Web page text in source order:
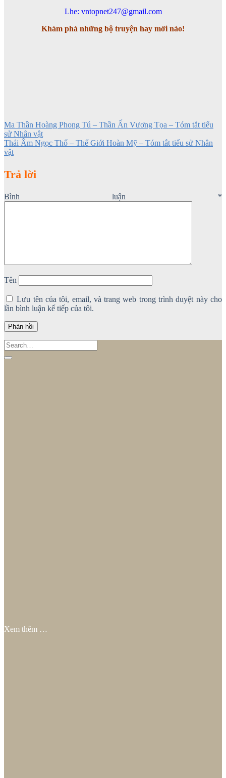
Lhe: vntopnet247@gmail.com
Khám phá những bộ truyện hay mới nào!
Ma Thần Hoàng Phong Tú – Thần Ấn Vương Tọa – Tóm tắt tiểu
sử Nhân vật
Thái Âm Ngọc Thố – Thế Giới Hoàn Mỹ – Tóm tắt tiểu sử Nhân
vật
Trả lời
Bình luận *
Tên
Lưu tên của tôi, email, và trang web trong trình duyệt này cho
lần bình luận kế tiếp của tôi.
Xem thêm …